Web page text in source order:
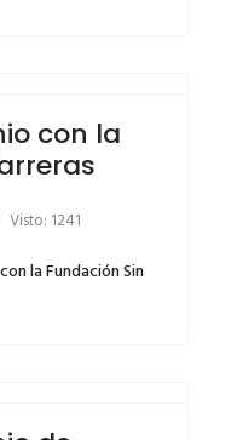
con la
Visto: 1241
la Fundación Sin